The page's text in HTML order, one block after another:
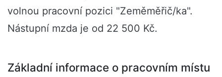
volnou pracovní pozici "Zeměměřič/ka".
Nástupní mzda je od 22 500 Kč.
Základní informace o pracovním místu